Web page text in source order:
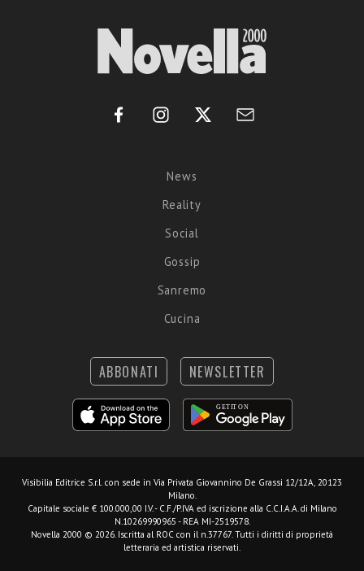
News
Reality
Social
Gossip
Sanremo
Cucina
ABBONATI NEWSLETTER
Visibilia Editrice S.r.l. con sede in Via Privata Giovannino De Grassi 12/12A, 20123
Milano.
Capitale sociale € 100.000,00 I.V. - C.F./P.IVA ed iscrizione alla C.C.I.A.A. di Milano
N.10269990965 - REA MI-2519578.
Novella 2000 © 2026. Iscritta al ROC con il n.37767. Tutti i diritti di proprietà
letteraria ed artistica riservati.